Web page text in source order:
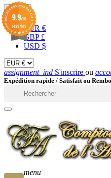
EUR 
EUR €
GBP £
USD $
assignment_ind S'inscrire ou
Expédition rapide / Satisfait ou
menu
9.9/10
1439 AVIS